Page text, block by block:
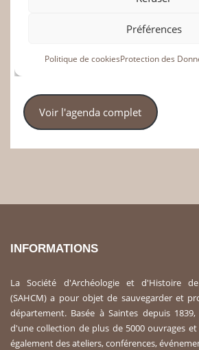
Voir l'agenda complet
INFORMATIONS
La Société d'Archéologie et d'Histoire
(SAHCM) a pour objet de sauvegarder et
département. Basée à Saintes depuis
d'une collection de plus de 5000 ouvrages
également des ateliers, conférences,